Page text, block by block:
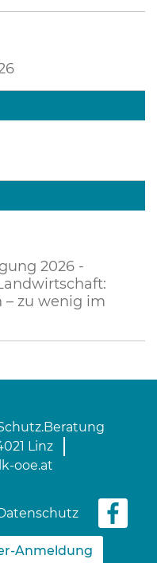
2026 -
– zu wenig im
Linz
ooe.at
Anmeldung